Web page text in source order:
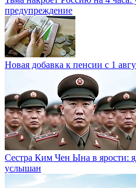
предупреждение
Новая добавка к пенсии с 1
Сестра Ким Чен Ына в ярости:
услышан